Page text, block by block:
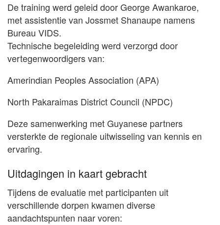
De training werd geleid door George Awankaroe,
met assistentie van Jossmet Shanaupe namens
Bureau VIDS.
Technische begeleiding werd verzorgd door
vertegenwoordigers van:
Amerindian Peoples Association (APA)
North Pakaraimas District Council (NPDC)
Deze samenwerking met Guyanese partners
versterkte de regionale uitwisseling van kennis en
ervaring.
Uitdagingen in kaart gebracht
Tijdens de evaluatie met participanten uit
verschillende dorpen kwamen diverse
aandachtspunten naar voren: